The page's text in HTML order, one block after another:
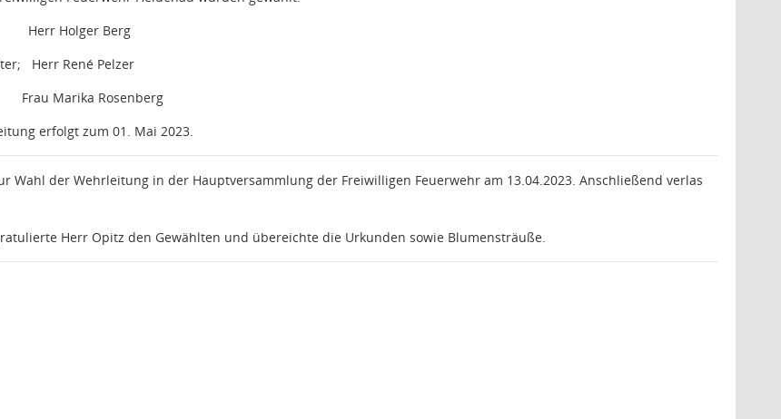
Herr Holger Berg
Herr René Pelzer
Frau Marika Rosenberg
erfolgt zum 01. Mai 2023.
Wahl der Wehrleitung in der Hauptversammlung der Freiwilligen Feuerwehr am 13.04.2023. Anschließend verlas
Herr Opitz den Gewählten und übereichte die Urkunden sowie Blumensträuße.